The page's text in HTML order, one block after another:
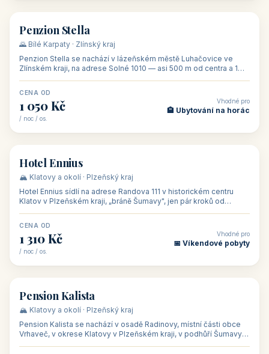
🏡 penzion
Penzion Stella
🌄 Bílé Karpaty · Zlínský kraj
Penzion Stella se nachází v lázeňském městě Luhačovice ve
Zlínském kraji, na adrese Solné 1010 — asi 500 m od centra a 1
CENA OD
1 050 Kč
/ noc / os.
Vhodné pro
🏨 Ubytování na horác
🏨 hotel
Hotel Ennius
🏔️ Klatovy a okolí · Plzeňský kraj
Hotel Ennius sídlí na adrese Randova 111 v historickém centru
Klatov v Plzeňském kraji, „bráně Šumavy", jen pár kroků od
CENA OD
1 310 Kč
/ noc / os.
Vhodné pro
📅 Víkendové pobyty
🏡 penzion
Pension Kalista
🏔️ Klatovy a okolí · Plzeňský kraj
Pension Kalista se nachází v osadě Radinovy, místní části obce
Vrhaveč, v okrese Klatovy v Plzeňském kraji, v podhůří Šumavy